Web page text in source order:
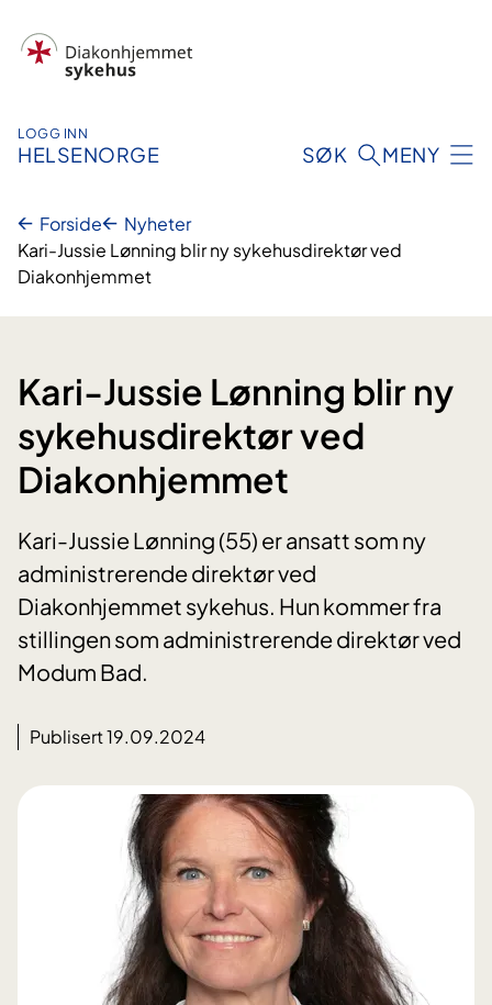
innhold
LOGG INN
HELSENORGE SØK MENY
Forside
Nyheter
Kari-Jussie Lønning blir ny sykehusdirektør ved
Diakonhjemmet
Kari-Jussie Lønning blir ny
sykehusdirektør ved
Diakonhjemmet
Kari-Jussie Lønning (55) er ansatt som ny
administrerende direktør ved
Diakonhjemmet sykehus. Hun kommer fra
stillingen som administrerende direktør ved
Modum Bad.
Publisert 19.09.2024